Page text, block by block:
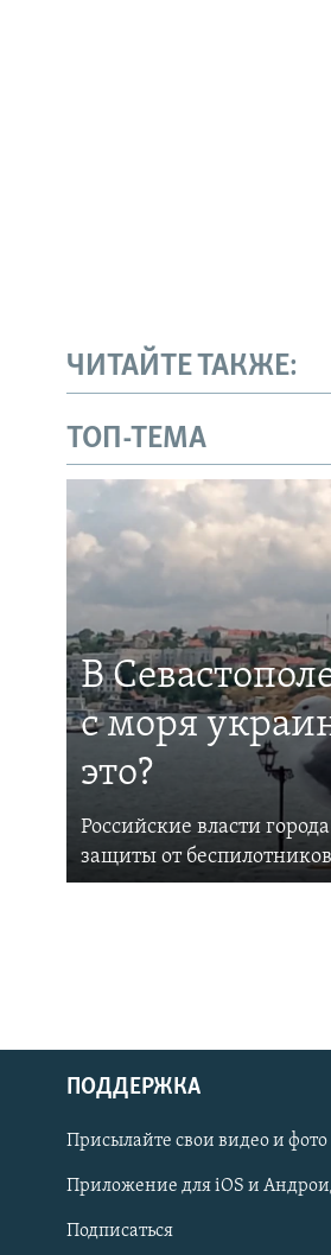
Українською
Qırımtatar
ПРИСОЕДИНЯЙТЕСЬ!
ЧИТАЙТЕ ТАКЖЕ:
ТОП-ТЕМА
В
с моря
это?
Российские власти
защиты от беспилотников
ПОДДЕРЖКА
Присылайте свои видео и фото
Приложение для iOS и
Подписаться